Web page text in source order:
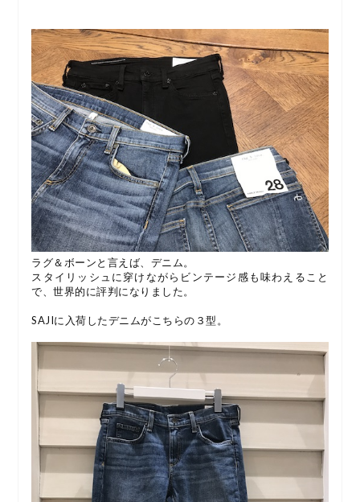
ラグ＆ボーンと言えば、デニム。
スタイリッシュに穿けながらビンテージ感も味わえること
で、世界的に評判になりました。
SAJIに入荷したデニムがこちらの３型。